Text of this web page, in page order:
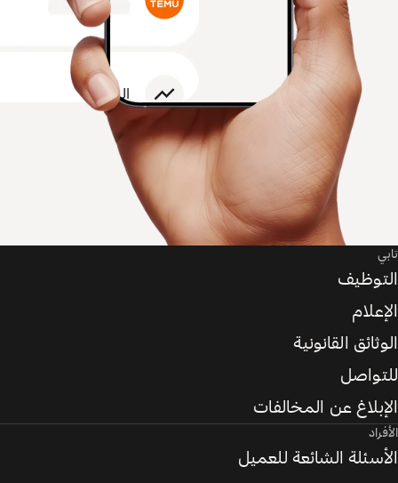
تابي
التوظيف
الإعلام
الوثائق القانونية
للتواصل
الإبلاغ عن المخالفات
الأفراد
الأسئلة الشائعة للعميل